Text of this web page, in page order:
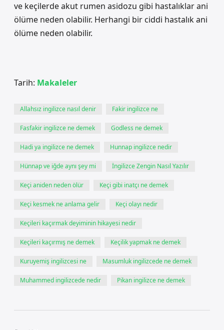
ve keçilerde akut rumen asidozu gibi hastalıklar ani
ölüme neden olabilir. Herhangi bir ciddi hastalık ani
ölüme neden olabilir.
Tarih: Makaleler
Allahsız ingilizce nasıl denir Fakir ingilizce ne
Fasfakir ingilizce ne demek Godless ne demek
Hadi ya ingilizce ne demek Hunnap ingilizce nedir
Hünnap ve iğde aynı şey mi İngilizce Zengin Nasıl Yazılır
Keçi aniden neden ölür Keçi gibi inatçı ne demek
Keçi kesmek ne anlama gelir Keçi olayı nedir
Keçileri kaçırmak deyiminin hikayesi nedir
Keçileri kaçırmış ne demek Keçilik yapmak ne demek
Kuruyemiş ingilizcesi ne Masumluk ingilizcede ne demek
Muhammed ingilizcede nedir Pikan ingilizce ne demek